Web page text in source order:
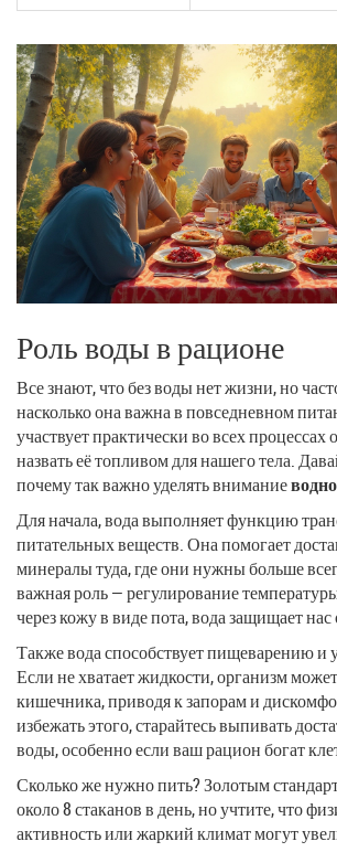
Роль воды в рационе
Все знают, что без воды нет жизни, но
насколько она важна в повседневном
участвует практически во всех
назвать её топливом для нашего тела.
почему так важно уделять внимание
Для начала, вода выполняет функцию
питательных веществ. Она помогает
минералы туда, где они нужны больше
важная роль — регулирование
через кожу в виде пота, вода защищает нас
Также вода способствует пищеварению
Если не хватает жидкости, организм
кишечника, приводя к запорам и
избежать этого, старайтесь выпивать
воды, особенно если ваш рацион богат
Сколько же нужно пить? Золотым
около 8 стаканов в день, но учтите, что
активность или жаркий климат могут